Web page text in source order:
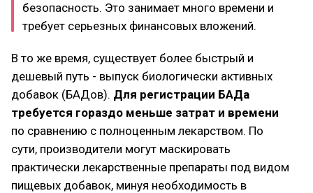
безопасность. Это занимает много времени и
требует серьезных финансовых вложений.
В то же время, существует более быстрый и
дешевый путь - выпуск биологически активных
добавок (БАДов). Для регистрации БАДа
требуется гораздо меньше затрат и времени
по сравнению с полноценным лекарством. По
сути, производители могут маскировать
практически лекарственные препараты под видом
пищевых добавок, минуя необходимость в